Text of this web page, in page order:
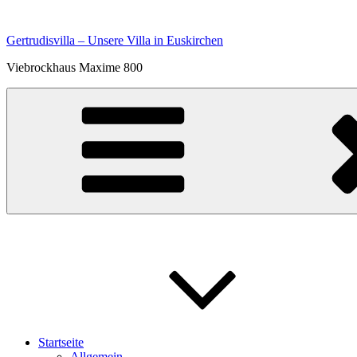
springen
Gertrudisvilla – Unsere Villa in Euskirchen
Viebrockhaus Maxime 800
Startseite